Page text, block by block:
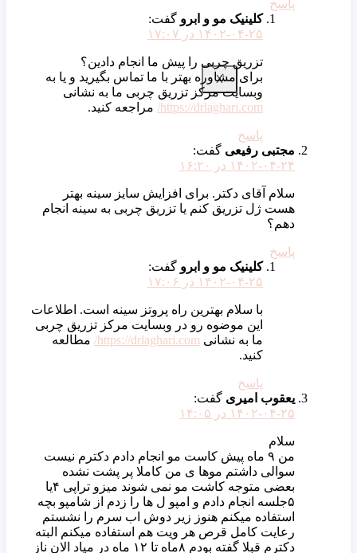
X
پاسخ
کلینیک مو و ابرو گفت:
۱۴۰۲-۰۴-۲۵ در ۱۷:۰۷
تزریق چربی را پیش ما انجام دادین؟
برای مشاوره بهتر با ما تماس بگیرید و یا به
وبسایت مرکز تزریق چربی ما به نشانی
https://drlaghari.com/ مراجعه کنید.
پاسخ
مجتبی رفیعی گفت:
۱۴۰۲-۰۴-۲۴ در ۱۶:۲۰
سلام آقای دکتر. برای افزایش سایز سینه بهتر
هست ژل تزریق کنم یا تزریق چربی به سینه انجام
دهم؟
پاسخ
کلینیک مو و ابرو گفت:
۱۴۰۲-۰۴-۲۵ در ۱۷:۰۶
با سلام بهترین راه پروتز سینه است. اطلاعات
این موضوه رو در وبسایت مرکز تزریق چربی
ما به نشانی https://drlaghari.com/ مطالعه
کنید.
پاسخ
یعقوب امیری گفت:
۱۴۰۲-۰۴-۲۵ در ۱۴:۰۵
سلام
من ۹ ماه پیش کاست مو انجام دادم دکترم نیست
سوالی داشتم موها ی من کاملا پر پشت نشده
بعضی متوجه کاشت مو نمی شوند میزو تراپی ۴یا
۵جلسه انجام دادم و امپو ل ها را زدم از شامپو بچه
استفاده میکنم هنوز زیر دوش اب سرم را نشستم
رعایت کامل قرص هر ویت هم استفاده میکنم البته
دکترم قبلا گفته بودم ۸ماه تا ۱۲ ماه در میاد الان ناز